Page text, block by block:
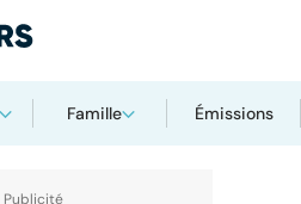
Famille Émissions